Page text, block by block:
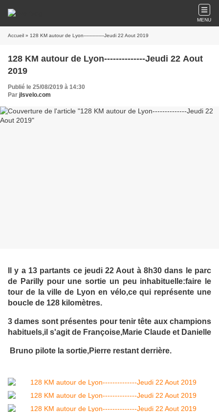
MENU
Accueil » 128 KM autour de Lyon--------------Jeudi 22 Aout 2019
128 KM autour de Lyon--------------Jeudi 22 Aout
2019
Publié le 25/08/2019 à 14:30
Par jlsvelo.com
Il y a 13 partants ce jeudi 22 Aout à 8h30 dans le parc
de Parilly pour une sortie un peu inhabituelle:faire le
tour de la ville de Lyon en vélo,ce qui représente une
boucle de 128 kilomètres.
3 dames sont présentes pour tenir tête aux champions
habituels,il s'agit de Françoise,Marie Claude et Danielle
Bruno pilote la sortie,Pierre restant derrière.